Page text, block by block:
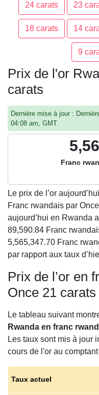
24 carats 23
18 carats 14
9
Prix de l'or
carats
Dernière mise à jour :
04:08 am, GMT
Franc
Le prix de l’or
Franc rwandais par
aujourd’hui en Rwanda
89,590.84 Franc
5,565,347.70 Franc
par rapport aux taux
Prix de l’or en
Once 21 carats
Le tableau suivant
Rwanda en franc
Les taux sont mis à jour
cours de l'or au
Taux actuel